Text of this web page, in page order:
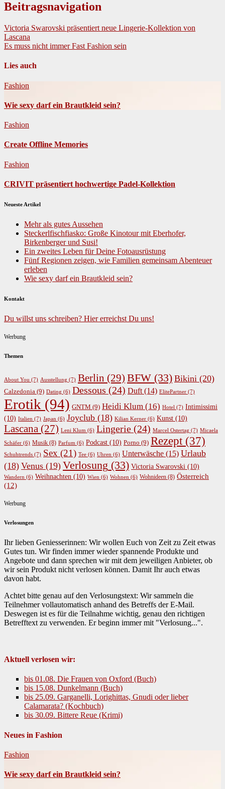
Beitragsnavigation
Victoria Swarovski präsentiert neue Lingerie-Kollektion von
Lascana
Es muss nicht immer Fast Fashion sein
Lies auch
Fashion
Wie sexy darf ein Brautkleid sein?
Fashion
Create Offline Memories
Fashion
CRIVIT präsentiert hochwertige Padel-Kollektion
Neueste Artikel
Mehr als gutes Aussehen
Steckerlfischfiasko: Große Kinotour mit Eberhofer,
Birkenberger und Susi!
Ein zweites Leben für Deine Fotoausrüstung
Fünf Regionen zeigen, wie Familien gemeinsam Abenteuer
erleben
Wie sexy darf ein Brautkleid sein?
Kontakt
Du willst uns schreiben? Hier erreichst Du uns!
Werbung
Themen
About You (7) Ausstellung (7) Berlin (29) BFW (33) Bikini (20)
Calzedonia (9) Dating (6) Dessous (24) Duft (14) ElitePartner (7)
Erotik (94) GNTM (9) Heidi Klum (16) Hotel (7) Intimissimi
(10) Italien (7) Japan (6) Joyclub (18) Kilian Kerner (6) Kunst (10)
Lascana (27) Leni Klum (6) Lingerie (24) Marcel Ostertag (7) Micaela
Schäfer (6) Musik (8) Parfum (6) Podcast (10) Porno (9) Rezept (37)
Schuhtrends (7) Sex (21) Tee (6) Uhren (6) Unterwäsche (15) Urlaub
(18) Venus (19) Verlosung (33) Victoria Swarovski (10)
Wandern (6) Weihnachten (10) Wien (6) Wohnen (6) Wohnideen (8) Österreich
(12)
Werbung
Verlosungen
Ihr lieben Geniesserinnen: Wir wollen Euch von Zeit zu Zeit etwas
Gutes tun. Wir finden immer wieder spannende Produkte und
Angebote und dann sprechen wir mit dem jeweiligen Anbieter, ob
wir sein Produkt nicht verlosen können. Damit Ihr auch etwas
davon habt.
Achtet bitte genau auf den Verlosungstext: Wir sammeln die
Teilnehmer vollautomatisch anhand des Betreffs der E-Mail.
Deswegen ist es für die Teilnahme wichtig, genau den richtigen
Betrefftext zu verwenden. Er beginn immer mit "Verlosung...".
Aktuell verlosen wir:
bis 01.08. Die Frauen von Oxford (Buch)
bis 15.08. Dunkelmann (Buch)
bis 25.09. Garganelli, Lorighittas, Gnudi oder lieber
Calamarata? (Kochbuch)
bis 30.09. Bittere Reue (Krimi)
Neues in Fashion
Fashion
Wie sexy darf ein Brautkleid sein?